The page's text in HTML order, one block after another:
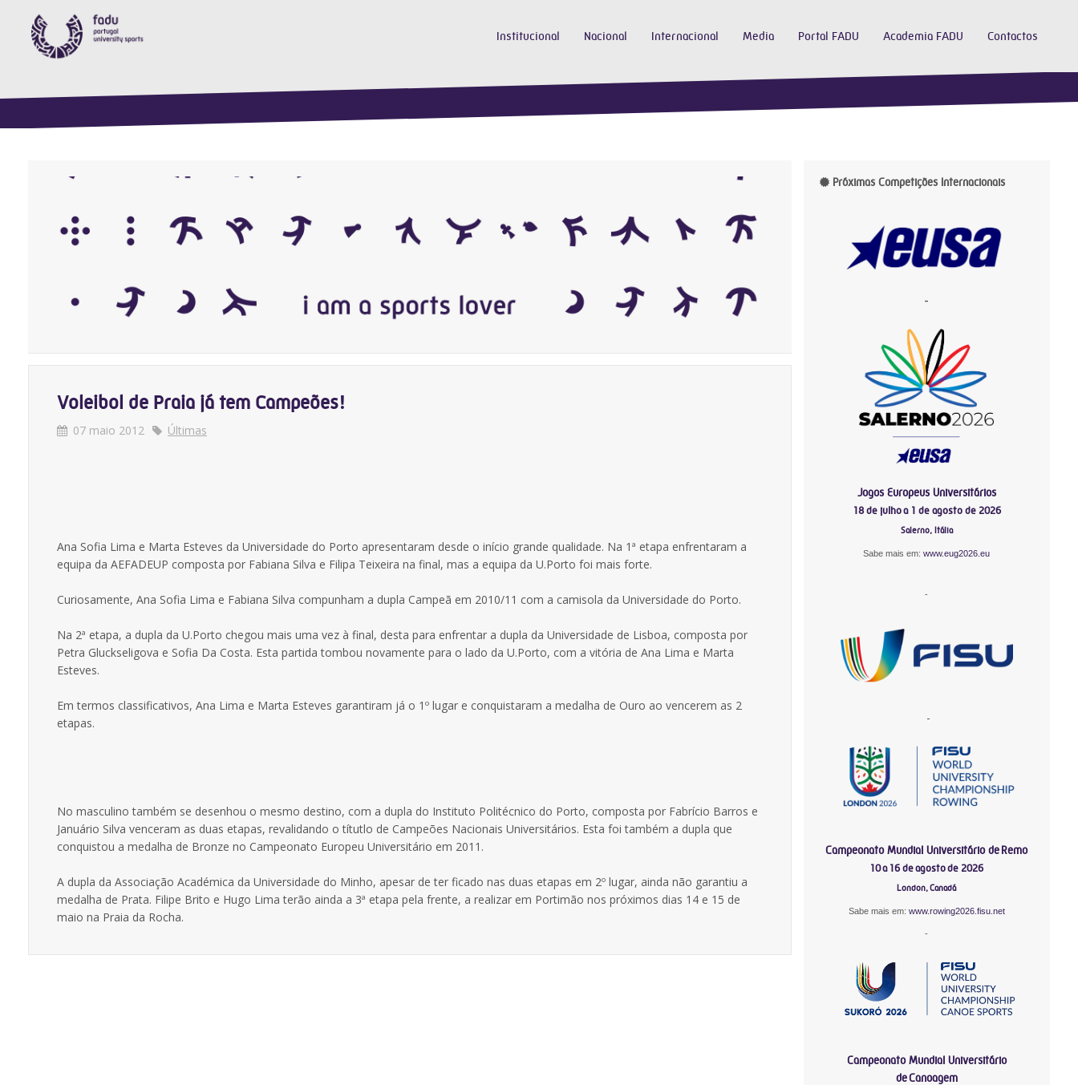
Institucional Nacional Internacional Media Portal FADU Academia FADU Contactos
Voleibol de Praia já tem Campeões!
07 maio 2012 Últimas
Ana Sofia Lima e Marta Esteves da Universidade do Porto apresentaram desde o início grande qualidade. Na 1ª etapa enfrentaram a
equipa da AEFADEUP composta por Fabiana Silva e Filipa Teixeira na final, mas a equipa da U.Porto foi mais forte.
Curiosamente, Ana Sofia Lima e Fabiana Silva compunham a dupla Campeã em 2010/11 com a camisola da Universidade do Porto.
Na 2ª etapa, a dupla da U.Porto chegou mais uma vez à final, desta para enfrentar a dupla da Universidade de Lisboa, composta por
Petra Gluckseligova e Sofia Da Costa. Esta partida tombou novamente para o lado da U.Porto, com a vitória de Ana Lima e Marta
Esteves.
Em termos classificativos, Ana Lima e Marta Esteves garantiram já o 1º lugar e conquistaram a medalha de Ouro ao vencerem as 2
etapas.
No masculino também se desenhou o mesmo destino, com a dupla do Instituto Politécnico do Porto, composta por Fabrício Barros e
Januário Silva venceram as duas etapas, revalidando o títutlo de Campeões Nacionais Universitários. Esta foi também a dupla que
conquistou a medalha de Bronze no Campeonato Europeu Universitário em 2011.
A dupla da Associação Académica da Universidade do Minho, apesar de ter ficado nas duas etapas em 2º lugar, ainda não garantiu a
medalha de Prata. Filipe Brito e Hugo Lima terão ainda a 3ª etapa pela frente, a realizar em Portimão nos próximos dias 14 e 15 de
maio na Praia da Rocha.
Próximas Competições Internacionais
-
Jogos Europeus Universitários
18 de julho a 1 de agosto de 2026
Salerno, Itália
Sabe mais em:www.eug2026.eu
-
-
Campeonato Mundial Universitário de Remo
10 a 16 de agosto de 2026
London, Canadá
Sabe mais em: www.rowing2026.fisu.net
-
Campeonato Mundial Universitário
de Canoagem